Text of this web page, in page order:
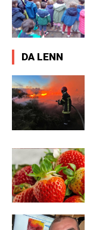
DA LENN